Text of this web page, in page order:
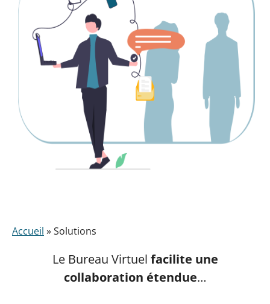
Accueil »Solutions
Le Bureau Virtuel facilite une
collaboration étendue…